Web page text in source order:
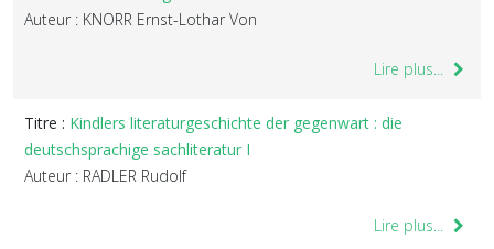
Auteur : KNORR Ernst-Lothar Von
Lire plus...
Titre : Kindlers literaturgeschichte der gegenwart : die
deutschsprachige sachliteratur I
Auteur : RADLER Rudolf
Lire plus...